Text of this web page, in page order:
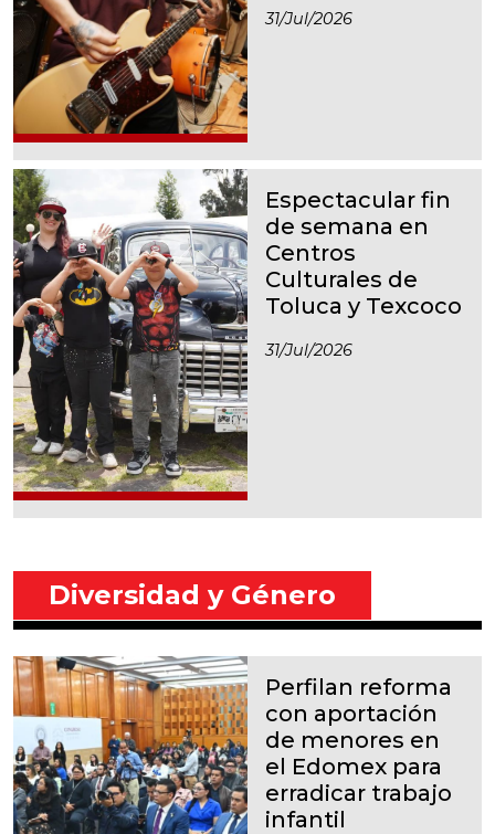
31/jul/2026
Espectacular fin
de semana en
Centros
Culturales de
Toluca y Texcoco
31/jul/2026
Diversidad y Género
Perfilan reforma
con aportación
de menores en
el Edomex para
erradicar trabajo
infantil